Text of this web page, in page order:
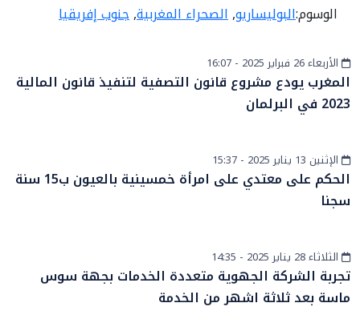
الوسوم:البوليساريو,الصحراء المغربية,جنوب إفريقيا
إقتصادالأربعاء 26 فبراير 2025 - 16:07
المغرب يودع مشروع قانون التصفية لتنفيذ قانون المالية
2023 في البرلمان
أخبار الصحراءالإثنين 13 يناير 2025 - 15:37
الحكم على معتدي على امرأة خمسينية بالعيون ب15 سنة
سجنا
أخبار عامةالثلاثاء 28 يناير 2025 - 14:35
تجربة الشركة الجهوية متعددة الخدمات بجهة سوس
ماسة بعد ثلاثة اشهر من الخدمة